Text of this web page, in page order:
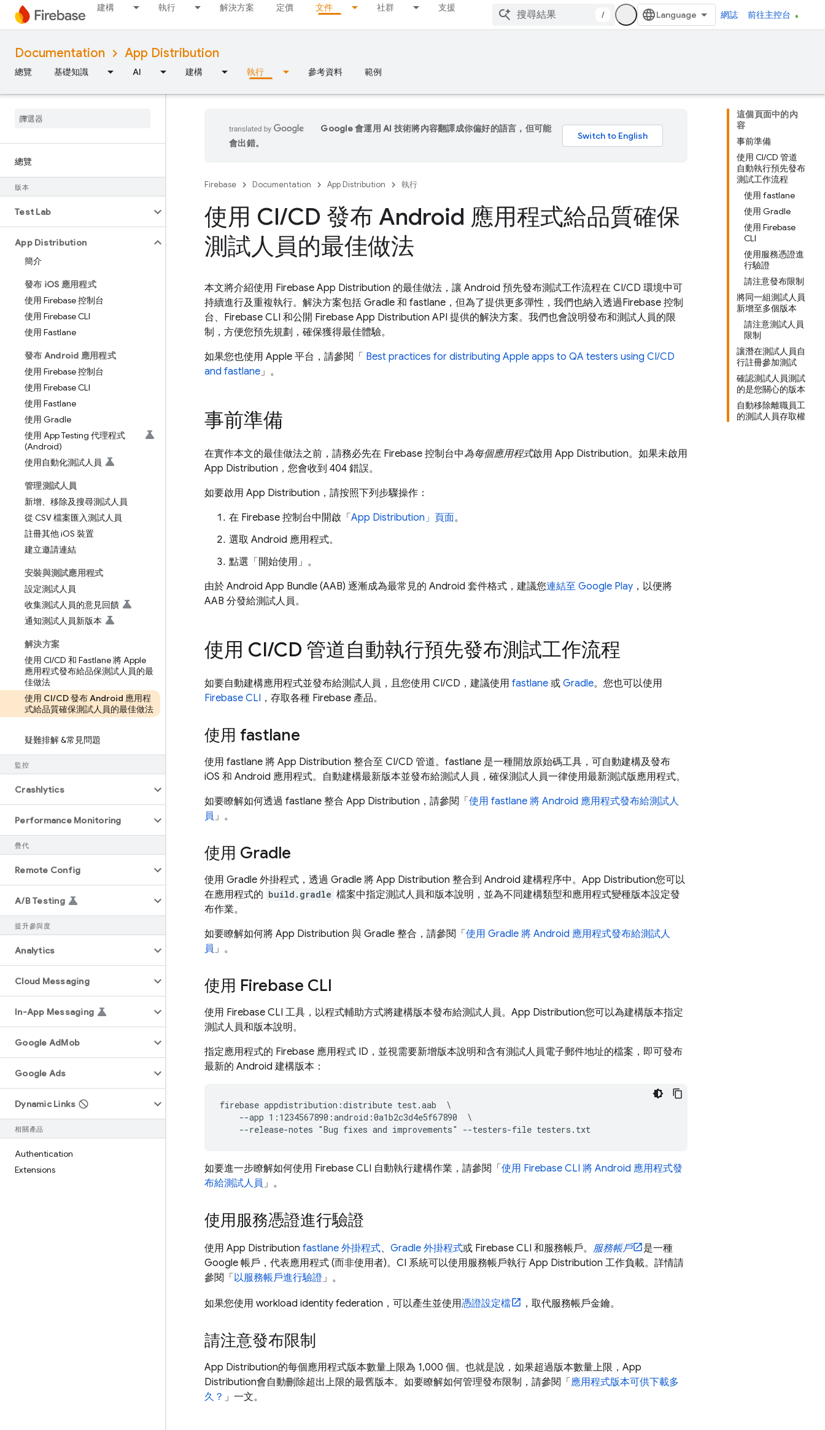
建構 執行 解決方案 定價 文件 社群 支援
/ 網誌 前往主控台
Documentation App Distribution
總覽 基礎知識 AI 建構 執行 參考資料 範例
總覽
版本
Test Lab
App Distribution
簡介
發布 iOS 應用程式
使用 Firebase 控制台
使用 Firebase CLI
使用 Fastlane
發布 Android 應用程式
使用 Firebase 控制台
使用 Firebase CLI
使用 Fastlane
使用 Gradle
使用 App Testing 代理程式
(Android)
使用自動化測試人員
管理測試人員
新增、移除及搜尋測試人員
從 CSV 檔案匯入測試人員
註冊其他 iOS 裝置
建立邀請連結
安裝與測試應用程式
設定測試人員
收集測試人員的意見回饋
通知測試人員新版本
解決方案
使用 CI/CD 和 Fastlane 將 Apple
應用程式發布給品保測試人員的最
佳做法
使用 CI/CD 發布 Android 應用程
式給品質確保測試人員的最佳做法
疑難排解 &常見問題
監控
Crashlytics
Performance Monitoring
疊代
Remote Config
A/B Testing
提升參與度
Analytics
Cloud Messaging
In-App Messaging
Google AdMob
Google Ads
Dynamic Links
相關產品
Authentication
Extensions
這個頁面中的內
容
事前準備
使用 CI/CD 管道
自動執行預先發布
測試工作流程
使用 fastlane
使用 Gradle
使用 Firebase
CLI
使用服務憑證進
行驗證
請注意發布限制
將同一組測試人員
新增至多個版本
請注意測試人員
限制
讓潛在測試人員自
行註冊參加測試
確認測試人員測試
的是您關心的版本
自動移除離職員工
的測試人員存取權
Google 會運用 AI 技術將內容翻譯成你偏好的語言，但可能
會出錯。
Firebase Documentation App Distribution 執行
使用 CI/CD 發布 Android 應用程式給品質確保
測試人員的最佳做法
本文將介紹使用 Firebase App Distribution 的最佳做法，讓 Android 預先發布測試工作流程在 CI/CD 環境中可
持續進行及重複執行。解決方案包括 Gradle 和 fastlane，但為了提供更多彈性，我們也納入透過Firebase 控制
台、 Firebase CLI 和公開 Firebase App Distribution API 提供的解決方案。我們也會說明發布和測試人員的限
制，方便您預先規劃，確保獲得最佳體驗。
如果您也使用 Apple 平台，請參閱「 Best practices for distributing Apple apps to QA testers using CI/CD
and fastlane」。
事前準備
在實作本文的最佳做法之前，請務必先在 Firebase 控制台中為每個應用程式啟用 App Distribution。如果未啟用
App Distribution ，您會收到 404 錯誤。
如要啟用 App Distribution ，請按照下列步驟操作：
在 Firebase 控制台中開啟「 App Distribution」頁面。
選取 Android 應用程式。
點選「開始使用」 。
由於 Android App Bundle (AAB) 逐漸成為最常見的 Android 套件格式，建議您連結至 Google Play ，以便將
AAB 分發給測試人員。
使用 CI/CD 管道自動執行預先發布測試工作流程
如要自動建構應用程式並發布給測試人員，且您使用 CI/CD，建議使用 fastlane 或 Gradle。您也可以使用
Firebase CLI ，存取各種 Firebase 產品。
使用 fastlane
使用 fastlane 將 App Distribution 整合至 CI/CD 管道。fastlane 是一種開放原始碼工具，可自動建構及發布
iOS 和 Android 應用程式。自動建構最新版本並發布給測試人員，確保測試人員一律使用最新測試版應用程式。
如要瞭解如何透過 fastlane 整合 App Distribution ，請參閱「 使用 fastlane 將 Android 應用程式發布給測試人
員」。
使用 Gradle
使用 Gradle 外掛程式，透過 Gradle 將 App Distribution 整合到 Android 建構程序中。 App Distribution您可以
在應用程式的 build.gradle 檔案中指定測試人員和版本說明，並為不同建構類型和應用程式變種版本設定發
布作業。
如要瞭解如何將 App Distribution 與 Gradle 整合，請參閱「 使用 Gradle 將 Android 應用程式發布給測試人
員」。
使用 Firebase CLI
使用 Firebase CLI 工具，以程式輔助方式將建構版本發布給測試人員。 App Distribution您可以為建構版本指定
測試人員和版本說明。
指定應用程式的 Firebase 應用程式 ID，並視需要新增版本說明和含有測試人員電子郵件地址的檔案，即可發布
最新的 Android 建構版本：
firebase appdistribution:distribute test.aab  \
    --app 1:1234567890:android:0a1b2c3d4e5f67890  \
如要進一步瞭解如何使用 Firebase CLI 自動執行建構作業，請參閱「 使用 Firebase CLI 將 Android 應用程式發
布給測試人員」。
使用服務憑證進行驗證
使用 App Distribution fastlane 外掛程式、 Gradle 外掛程式或 Firebase CLI 和服務帳戶。 服務帳戶
是一種
Google 帳戶，代表應用程式 (而非使用者)。CI 系統可以使用服務帳戶執行 App Distribution 工作負載。詳情請
參閱「 以服務帳戶進行驗證」。
如果您使用 workload identity federation，可以產生並使用憑證設定檔 ，取代服務帳戶金鑰。
請注意發布限制
App Distribution的每個應用程式版本數量上限為 1,000 個。也就是說，如果超過版本數量上限， App
Distribution會自動刪除超出上限的最舊版本。如要瞭解如何管理發布限制，請參閱「 應用程式版本可供下載多
久？ 」一文。